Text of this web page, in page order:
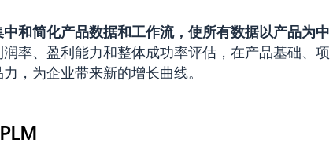
中和简化产品数据和工作流，使所有数据以产品为中
润率、盈利能力和整体成功率评估，在产品基础、项
，为企业带来新的增长曲线。